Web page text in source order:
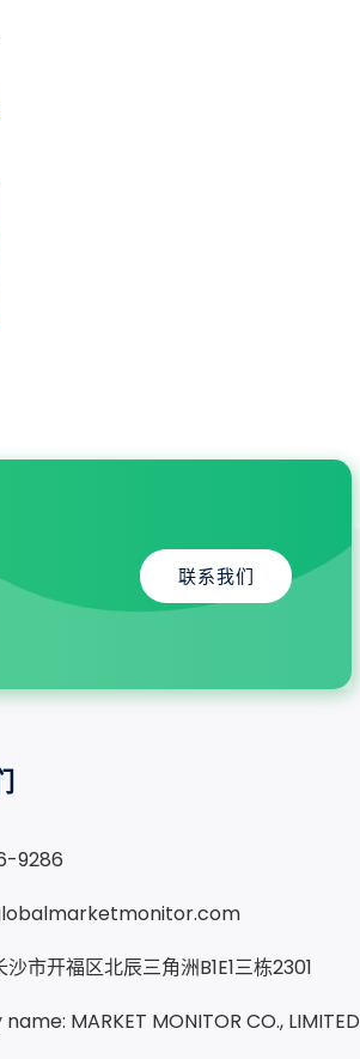
联系我们
9286
市开福区北辰三角洲B1E1三栋2301
MARKET MONITOR CO., LIMITED